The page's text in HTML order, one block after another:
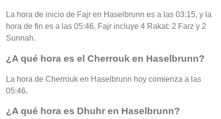
La hora de inicio de Fajr en Haselbrunn es a las 03:15, y la
hora de fin es a las 05:46. Fajr incluye 4 Rakat: 2 Farz y 2
Sunnah.
¿A qué hora es el Cherrouk en Haselbrunn?
La hora de Cherrouk en Haselbrunn hoy comienza a las
05:46.
¿A qué hora es Dhuhr en Haselbrunn?